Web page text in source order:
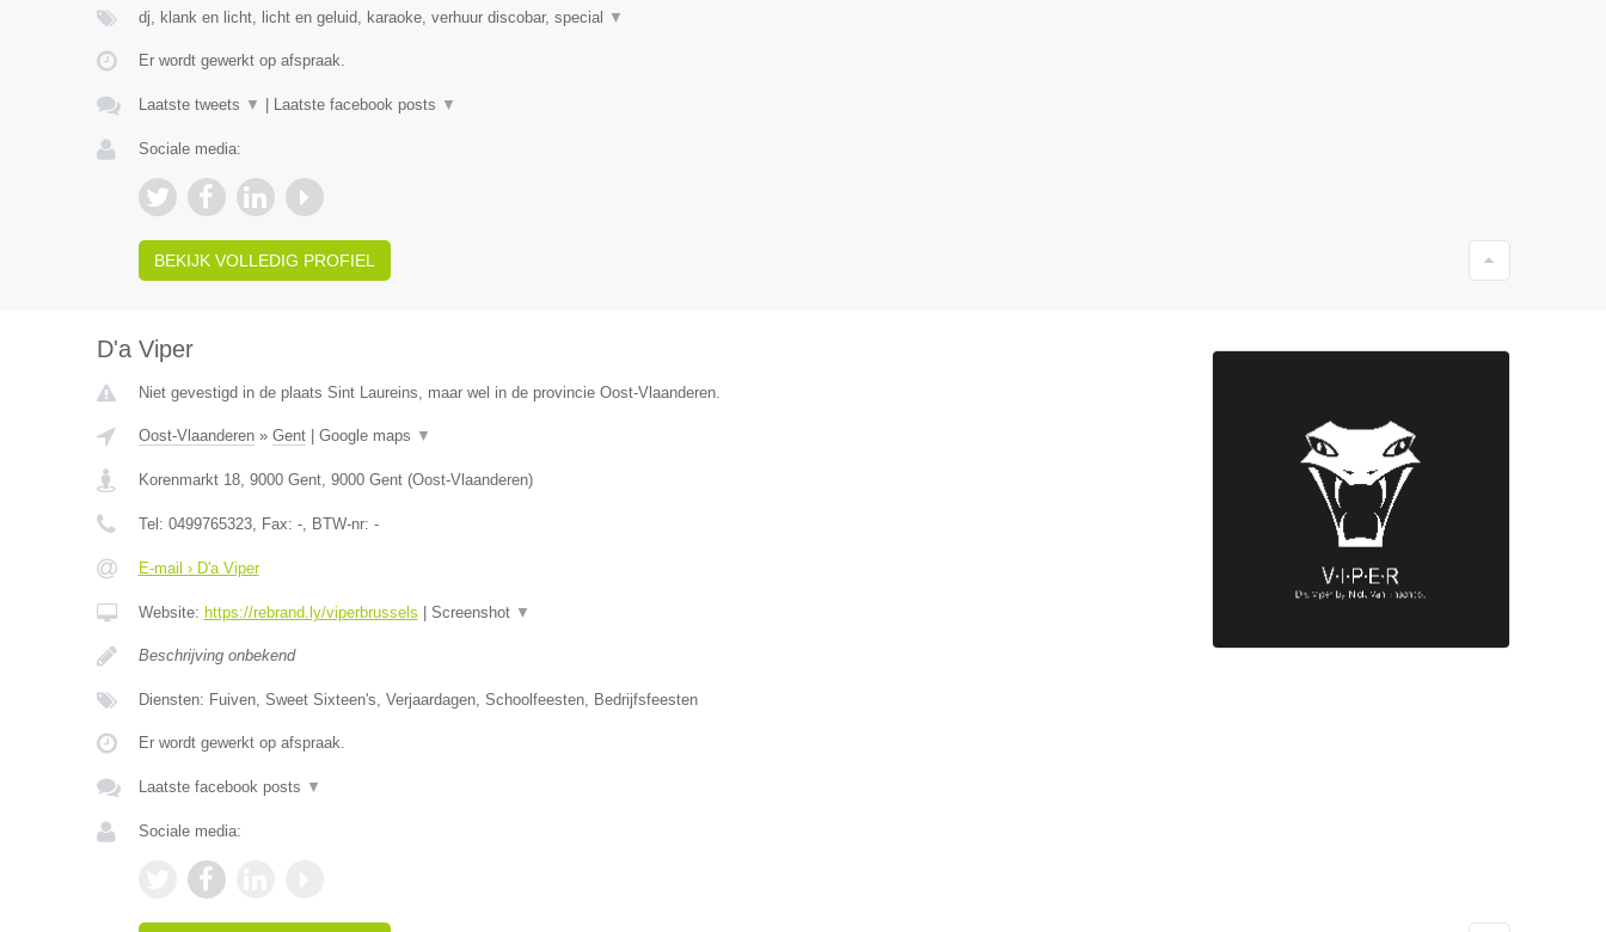
dj, klank en licht, licht en geluid, karaoke, verhuur discobar, special ▼
Er wordt gewerkt op afspraak.
Laatste tweets ▼ Laatste facebook posts ▼
Sociale media:
BEKIJK VOLLEDIG PROFIEL
D'a Viper
Niet gevestigd in de plaats Sint Laureins, maar wel in de provincie Oost-Vlaanderen.
Oost-Vlaanderen» Gent| Google maps ▼
Korenmarkt 18, 9000 Gent, 9000 Gent(Oost-Vlaanderen)
Tel: 0499765323, Fax: -, BTW-nr: -
E-mail › D'a Viper
Website: https://rebrand.ly/viperbrussels Screenshot ▼
Beschrijving onbekend
Diensten: Fuiven, Sweet Sixteen's, Verjaardagen, Schoolfeesten, Bedrijfsfeesten
Er wordt gewerkt op afspraak.
Laatste facebook posts ▼
Sociale media: